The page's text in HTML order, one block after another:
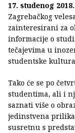
17. studenog 2018.
Zagrebačkog
zainteresirani za
informacije o
tečajevima u
studentske
Tako će se po
studentima, ali i
saznati više o
jedinstvena
susretnu s